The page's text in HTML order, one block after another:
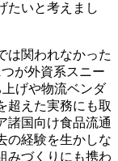
たいと考えまし
は関われなかった
が外資系スニー
げや物流ベンダ
超えた実務にも取
諸国向け食品流通
の経験を生かしな
みづくりにも携わ